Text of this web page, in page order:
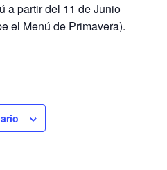
a partir del 11 de Junio
el Menú de Primavera).